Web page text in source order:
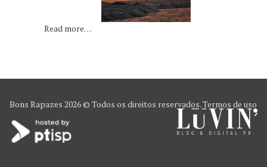
Read more…
Bons Rapazes 2026 © Todos os direitos reservados.Termos de uso